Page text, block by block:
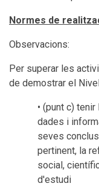
Normes de
Observacions:
Per superar les
de demostrar el
• (punt c)
dades i
seves
pertinent, la
social,
d'estudi